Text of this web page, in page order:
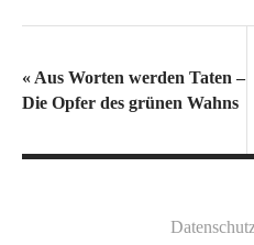
«Aus Worten werden Taten –
Die Opfer des grünen Wahns